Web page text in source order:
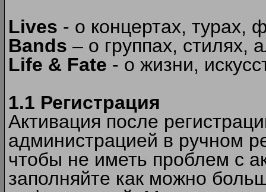
Lives - о концертах, турах,
Bands – о группах, стилях,
Life & Fate - о жизни,
1.1 Регистрация
Активация после
администрацией в ручном
чтобы не иметь проблем с
заполняйте как можно